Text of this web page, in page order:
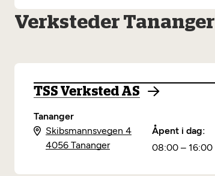
Verksteder Tananger
TSS Verksted AS
Tananger
Skibsmannsvegen 4
4056 Tananger
Åpent i dag:
08:00 – 16:00